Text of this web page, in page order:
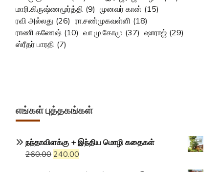
மாரி.கிருஷ்ணமூர்த்தி (9) முனவர் கான் (15)
ரவி அல்லது (26) ரா.சண்முகவள்ளி (18)
ராணி கணேஷ் (10) வா.மு.கோமு (37) ஷாராஜ் (29)
ஸ்ரீதர் பாரதி (7)
எங்கள் புத்தகங்கள்
நந்தாவிளக்கு + இந்திய மொழி கதைகள்
260.00 Original
240.00